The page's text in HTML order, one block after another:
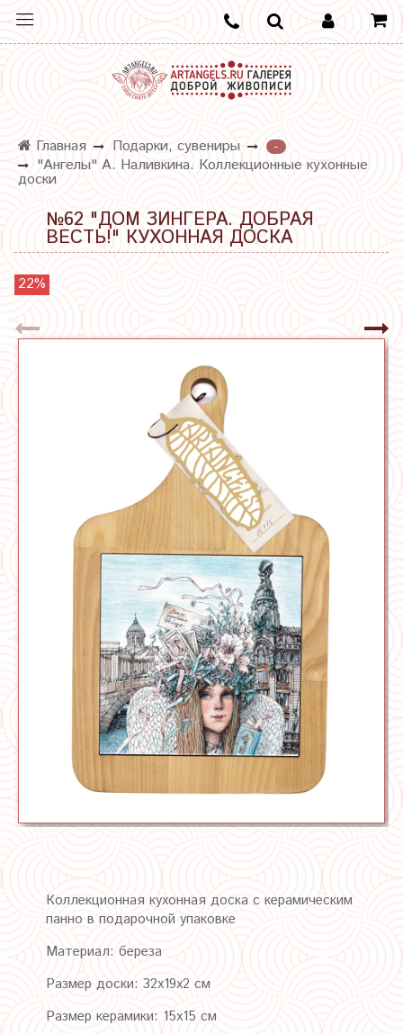
Главная Подарки, сувениры
-
"Ангелы" А. Наливкина. Коллекционные кухонные
доски
№62 "ДОМ ЗИНГЕРА. ДОБРАЯ
ВЕСТЬ!" КУХОННАЯ ДОСКА
22%
Коллекционная кухонная доска с керамическим
панно в подарочной упаковке
Материал: береза
Размер доски: 32х19х2 см
Размер керамики: 15х15 см